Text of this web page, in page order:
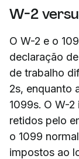
W-2
O W-2 e o
declaração
de trabalho
2s, enquanto
1099s. O W-
retidos pelo
o 1099
impostos ao